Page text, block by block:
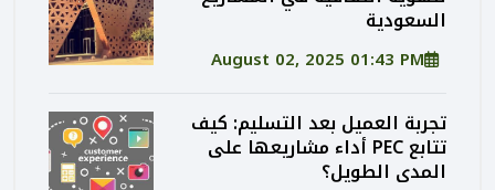
السعودية
August 02, 2025 01:43 PM
تجربة العميل بعد التسليم: كيف
تتابع PEC أداء مشاريعها على
المدى الطويل؟